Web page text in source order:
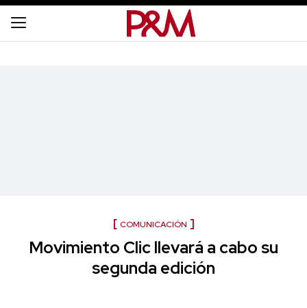
COMUNICACIÓN
Movimiento Clic llevará a cabo su
segunda edición